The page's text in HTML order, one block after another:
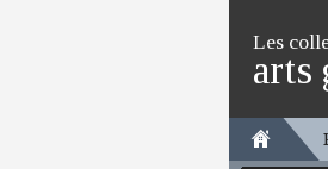
Les
arts